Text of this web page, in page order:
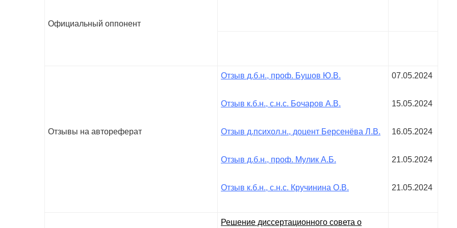
Официальный оппонент
Отзывы на автореферат
Отзыв д.б.н., проф. Бушов Ю.В.
Отзыв к.б.н., с.н.с. Бочаров А.В.
Отзыв д.психол.н., доцент Берсенёва Л.В.
Отзыв д.б.н., проф. Мулик А.Б.
Отзыв к.б.н., с.н.с. Кручинина О.В.
07.05.2024
15.05.2024
16.05.2024
21.05.2024
21.05.2024
Решение диссертационного совета о